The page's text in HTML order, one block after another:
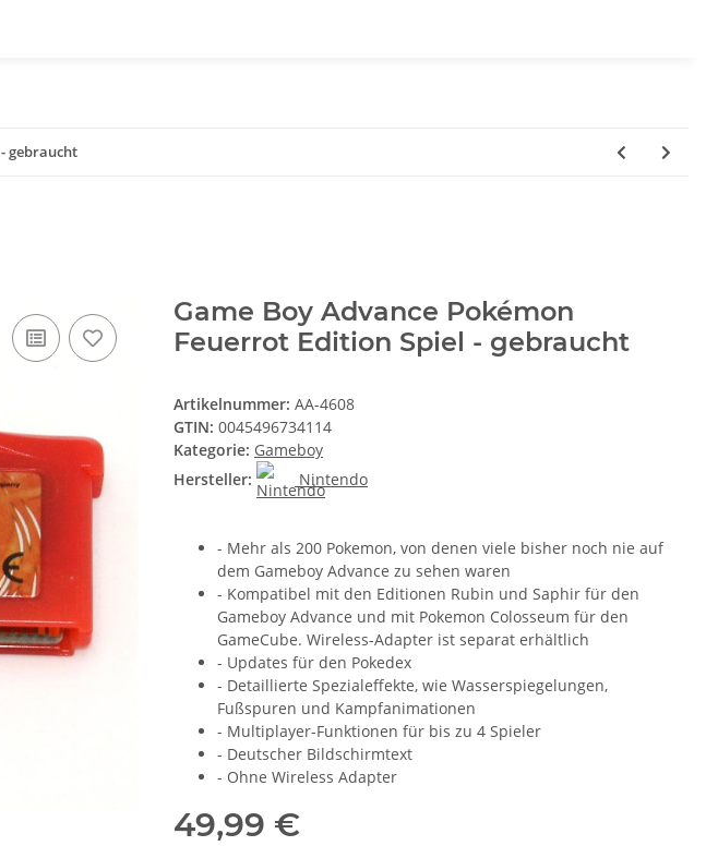
gebraucht
Game Boy Advance Pokémon
Feuerrot Edition Spiel - gebraucht
Artikelnummer: AA-4608
GTIN: 0045496734114
Kategorie: Gameboy
Hersteller:
Nintendo
- Mehr als 200 Pokemon, von denen viele bisher noch nie auf
dem Gameboy Advance zu sehen waren
- Kompatibel mit den Editionen Rubin und Saphir für den
Gameboy Advance und mit Pokemon Colosseum für den
GameCube. Wireless-Adapter ist separat erhältlich
- Updates für den Pokedex
- Detaillierte Spezialeffekte, wie Wasserspiegelungen,
Fußspuren und Kampfanimationen
- Multiplayer-Funktionen für bis zu 4 Spieler
- Deutscher Bildschirmtext
- Ohne Wireless Adapter
49,99 €